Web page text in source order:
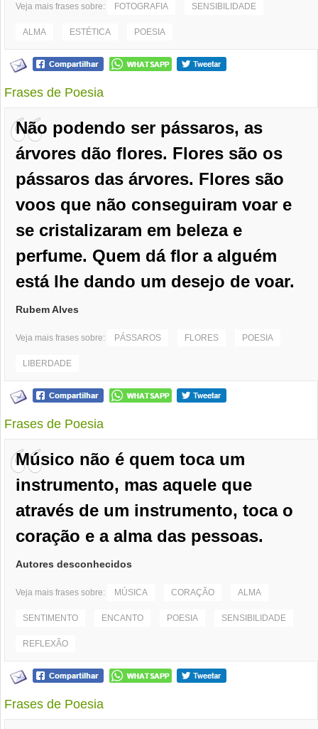
Veja mais frases sobre: FOTOGRAFIA SENSIBILIDADE
ALMA ESTÉTICA POESIA
Frases de Poesia
Não podendo ser pássaros, as
árvores dão flores. Flores são os
pássaros das árvores. Flores são
voos que não conseguiram voar e
se cristalizaram em beleza e
perfume. Quem dá flor a alguém
está lhe dando um desejo de voar.
Rubem Alves
Veja mais frases sobre: PÁSSAROS FLORES POESIA
LIBERDADE
Frases de Poesia
Músico não é quem toca um
instrumento, mas aquele que
através de um instrumento, toca o
coração e a alma das pessoas.
Autores desconhecidos
Veja mais frases sobre: MÚSICA CORAÇÃO ALMA
SENTIMENTO ENCANTO POESIA SENSIBILIDADE
REFLEXÃO
Frases de Poesia